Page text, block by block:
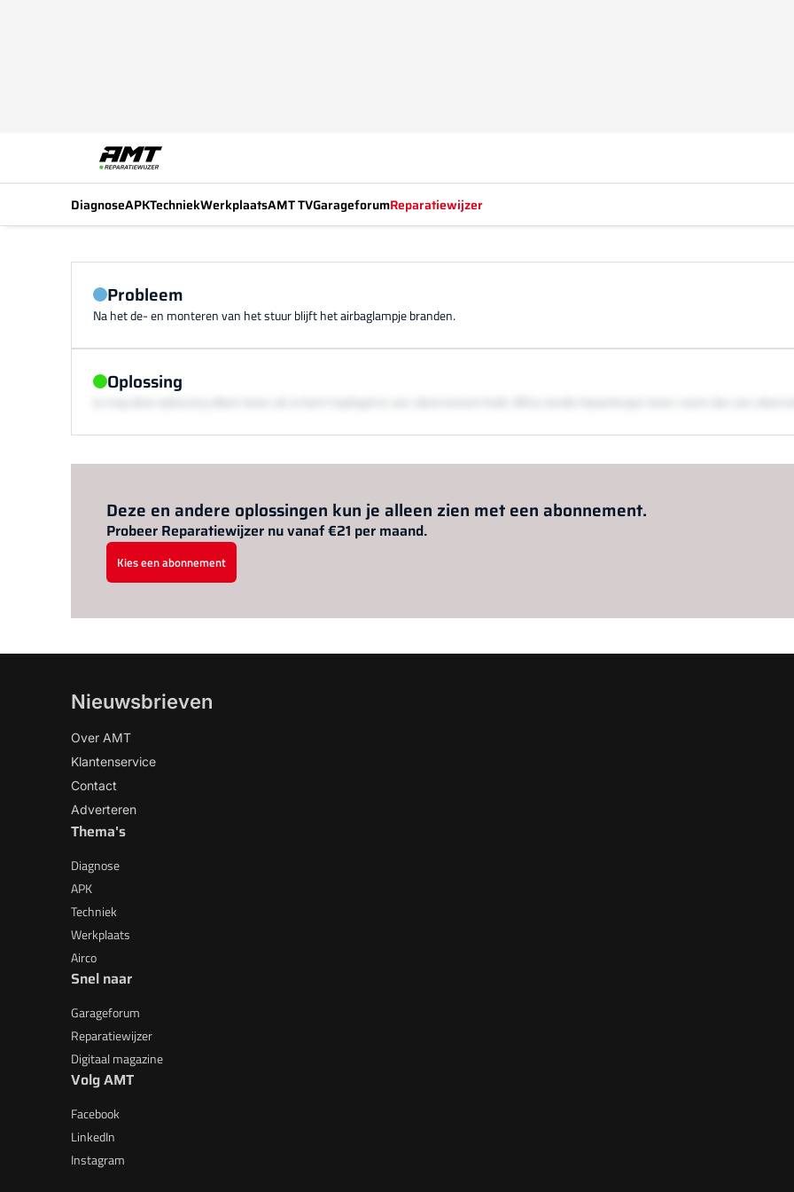
DiagnoseAPKTechniekWerkplaatsAMT TVGarageforumReparatiewijzer
Probleem
Na het de- en monteren van het stuur blijft het airbaglampje branden.
Oplossing
Deze en andere oplossingen kun je alleen zien met een abonnement.
Probeer Reparatiewijzer nu vanaf €21 per maand.
Kies een abonnement
Nieuwsbrieven
Over AMT
Klantenservice
Contact
Adverteren
Thema's
Diagnose
APK
Techniek
Werkplaats
Airco
Snel naar
Garageforum
Reparatiewijzer
Digitaal magazine
Volg AMT
Facebook
LinkedIn
Instagram